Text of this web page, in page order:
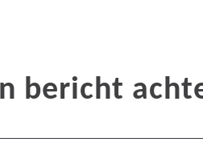
bericht